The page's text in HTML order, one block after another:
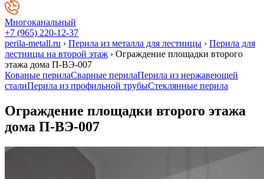
Многоканальный
+7 (965) 220-12-37
perila-metall.ru › Перила из металла для лестницы › Перила для
лестницы на второй этаж › Ограждение площадки второго
этажа дома П-ВЭ-007
Кованые перилаСварные перилаПерила из нержавеющей
сталиПерила из профильной трубыСтеклянные перила
Ограждение площадки второго этажа
дома П-ВЭ-007